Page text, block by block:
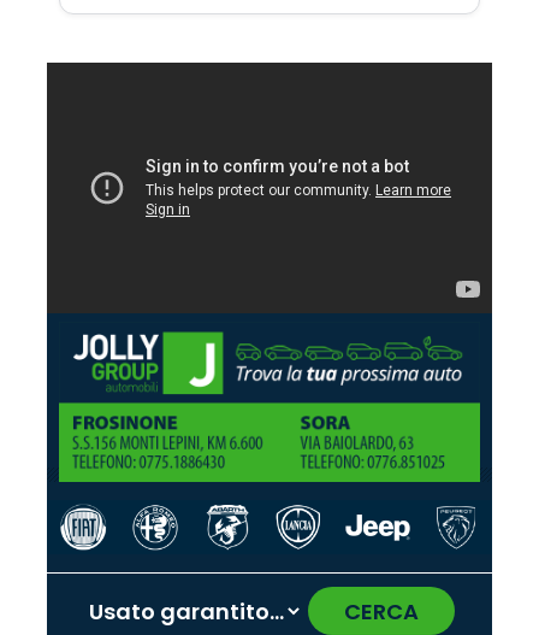
CERCA